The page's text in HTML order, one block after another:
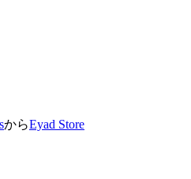
からEyad Store